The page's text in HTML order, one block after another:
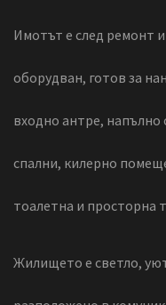
Имотът е след ремонт
оборудван, готов за
входно антре, напълно
спални, килерно
тоалетна и просторна
Жилището е светло,